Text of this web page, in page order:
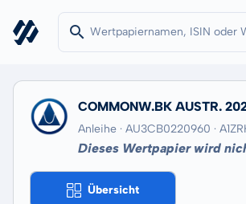
COMMONW.BK AUSTR.
Anleihe · AU3CB0220960 ·
Dieses Wertpapier wird
Übersicht